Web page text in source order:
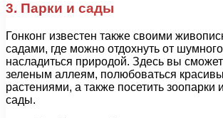
3. Парки и сады
Гонконг известен также своими
садами, где можно отдохнуть от
насладиться природой. Здесь вы
зеленым аллеям, полюбоваться
растениями, а также посетить зоопарки
сады.